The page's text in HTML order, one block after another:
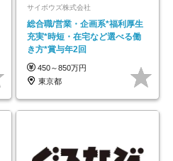
サイボウズ株式会社
総合職/営業・企画系*福利厚生
充実*時短・在宅など選べる働
き方*賞与年2回
450～850万円
東京都